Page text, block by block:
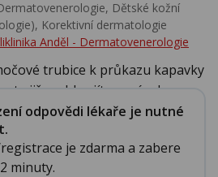
Dětské kožní
Korektivní dermatologie
Anděl - Dermatovenerologie
trubice k průkazu kapavky
již mohl zajít, na sérolog...
odpovědi lékaře je nutné
je zdarma a zabere
minuty.